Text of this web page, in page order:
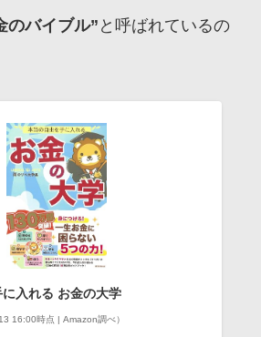
のバイブル” と呼ばれているの
入れる お金の大学
16:00時点 | Amazon調べ）